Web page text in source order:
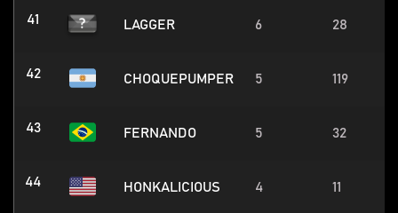
41 LAGGER 6 28
42 CHOQUEPUMPER 5 119
43 FERNANDO 5 32
44 HONKALICIOUS 4 11